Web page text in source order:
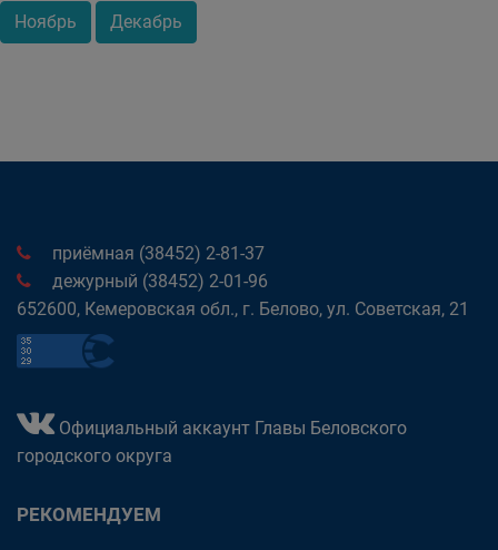
Ноябрь Декабрь
приёмная (38452) 2-81-37
дежурный (38452) 2-01-96
652600, Кемеровская обл., г. Белово, ул. Советская, 21
Официальный аккаунт Главы Беловского
городского округа
РЕКОМЕНДУЕМ